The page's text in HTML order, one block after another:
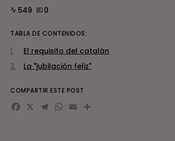
549 0
TABLA DE CONTENIDOS:
El requisito del catalán
La "jubilación feliz"
COMPARTIR ESTE POST
Facebook
X Telegram
WhatsApp
EmailCompartir